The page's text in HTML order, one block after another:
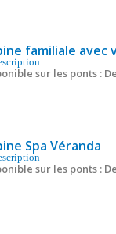
familiale avec
sur les ponts :
Spa Véranda
sur les ponts :